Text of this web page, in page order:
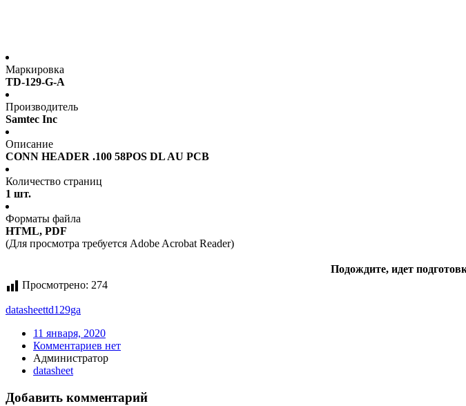
Маркировка
TD-129-G-A
Производитель
Samtec Inc
Описание
CONN HEADER .100 58POS DL AU PCB
Количество страниц
1 шт.
Форматы файла
HTML, PDF
(Для просмотра требуется Adobe Acrobat Reader)
Подождите, идет
Просмотрено: 274
datasheettd129ga
11 января, 2020
Комментариев нет
Администратор
datasheet
Добавить комментарий